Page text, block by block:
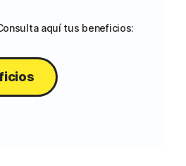
aquí tus beneficios: